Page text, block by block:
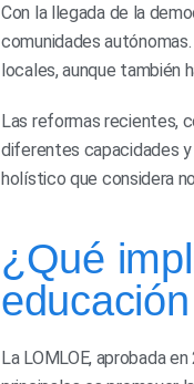
Con la llegada de la
comunidades
locales, aunque también
Las reformas recientes,
diferentes capacidades
holístico que considera
¿Qué
La LOMLOE, aprobada